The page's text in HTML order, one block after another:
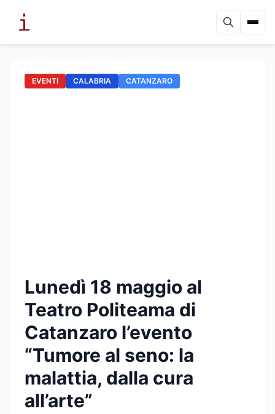
EVENTI CALABRIA CATANZARO
Lunedì 18 maggio al
Teatro Politeama di
Catanzaro l’evento
“Tumore al seno: la
malattia, dalla cura
all’arte”